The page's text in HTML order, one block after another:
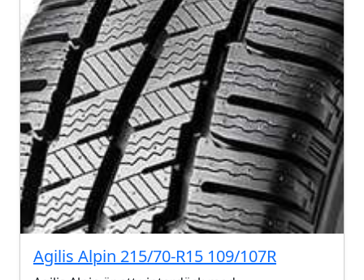
Agilis Alpin 215/70-R15 109/107R